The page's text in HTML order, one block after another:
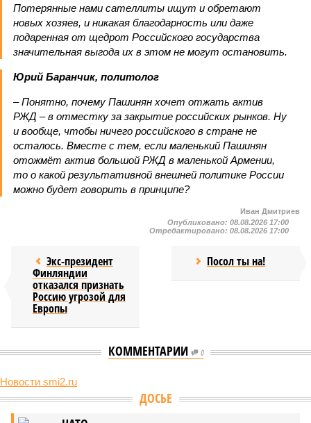
Потерянные нами сателлиты ищут и обретают
новых хозяев, и никакая благодарность или даже
подаренная от щедрот Российского государства
значительная выгода их в этом не могут остановить.
Юрий Баранчик, политолог
– Понятно, почему Пашинян хочет отжать актив
РЖД – в отместку за закрытие российских рынков. Ну
и вообще, чтобы ничего российского в стране не
осталось. Вместе с тем, если маленький Пашинян
отожмёт актив большой РЖД в маленькой Армении,
то о какой результативной внешней политике России
можно будет говорить в принципе?
Иван Дмитриев
Опубликовано: 08.08.2026 17:00
Отредактировано: 08.08.2026 17:00
Экс-президент
Финляндии
отказался признать
Россию угрозой для
Европы
Посол ты на!
КОММЕНТАРИИ 0
Новости smi2.ru
В нескольких станциях от уже сданного
«Сказочного леса» пайщики ЖК «Станция Л» продолжают ждать от
компании Capital Group начала реальной достройки